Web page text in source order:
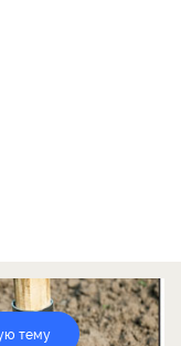
тему